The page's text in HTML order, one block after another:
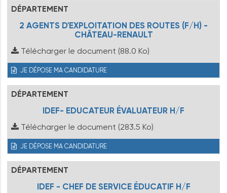
DÉPARTEMENT
2 AGENTS D'EXPLOITATION DES ROUTES (F/H) -
CHÂTEAU-RENAULT
Télécharger le document (88.0 Ko)
JE DÉPOSE MA CANDIDATURE
DÉPARTEMENT
IDEF- EDUCATEUR ÉVALUATEUR H/F
Télécharger le document (283.5 Ko)
JE DÉPOSE MA CANDIDATURE
DÉPARTEMENT
IDEF - CHEF DE SERVICE ÉDUCATIF H/F